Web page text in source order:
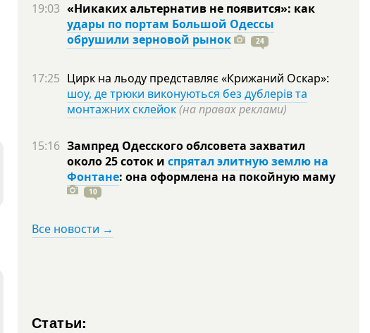
19:03 «Никаких альтернатив не появится»: как
удары по портам Большой Одессы
обрушили зерновой рынок
24
17:25 Цирк на льоду представляє «Крижаний Оскар»:
шоу, де трюки виконуються без дублерів та
монтажних склейок(на правах реклами)
15:16 Зампред Одесского облсовета захватил
около 25 соток и спрятал элитную землю на
Фонтане: она оформлена на покойную маму
10
Все новости →
Статьи: